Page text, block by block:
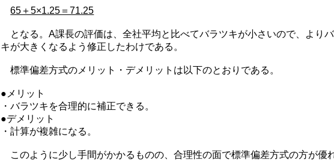
65＋5×1.25＝71.25
となる。A課長の評価は、全社平均と比べてバラツキが小さいので、より
キが大きくなるよう修正したわけである。
標準偏差方式のメリット・デメリットは以下のとおりである。
●メリット
・バラツキを合理的に補正できる。
●デメリット
・計算が複雑になる。
このように少し手間がかかるものの、合理性の面で標準偏差方式の方が優